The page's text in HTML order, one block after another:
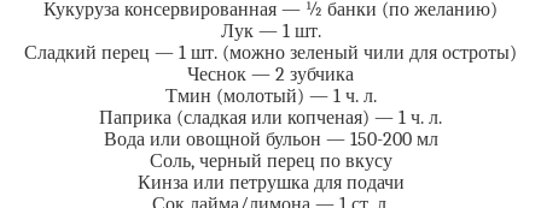
Кукуруза консервированная — ½ банки (по желанию)
Лук — 1 шт.
Сладкий перец — 1 шт. (можно зеленый чили для остроты)
Чеснок — 2 зубчика
Тмин (молотый) — 1 ч. л.
Паприка (сладкая или копченая) — 1 ч. л.
Вода или овощной бульон — 150-200 мл
Соль, черный перец по вкусу
Кинза или петрушка для подачи